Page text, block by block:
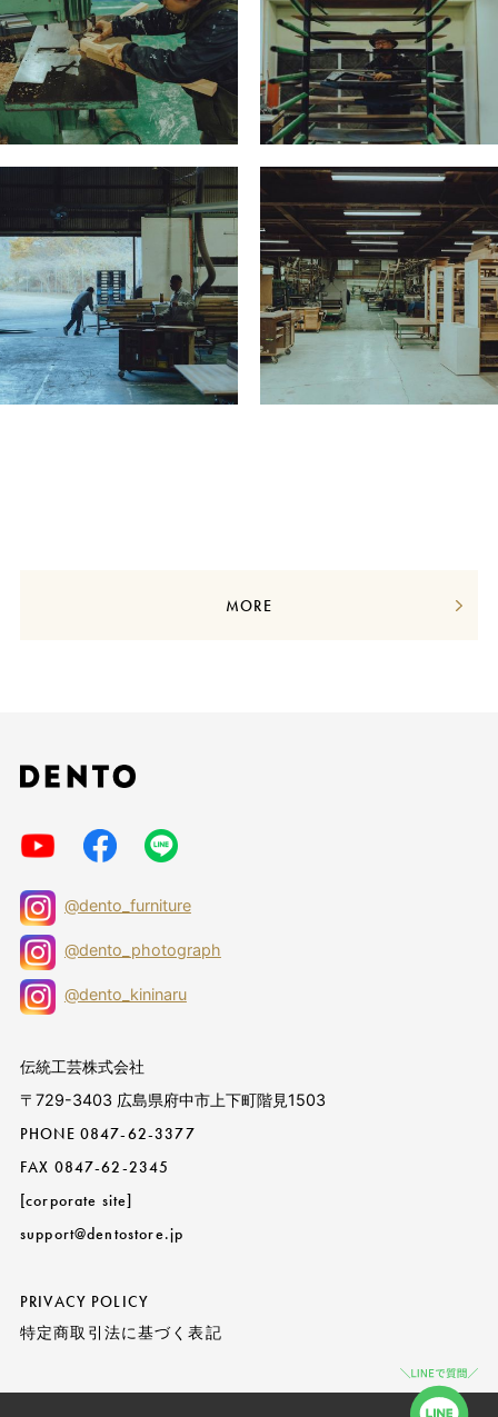
MORE
@dento_furniture
@dento_photograph
@dento_kininaru
伝統工芸株式会社
〒729-3403 広島県府中市上下町階見1503
PHONE 0847-62-3377
FAX 0847-62-2345
[corporate site]
support@dentostore.jp
PRIVACY POLICY
特定商取引法に基づく表記